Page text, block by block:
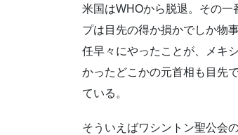
米国はWHOから脱退。その
プは目先の得か損かでしか物
任早々にやったことが、メキ
かったどこかの元首相も目先
ている。
そういえばワシントン聖公会